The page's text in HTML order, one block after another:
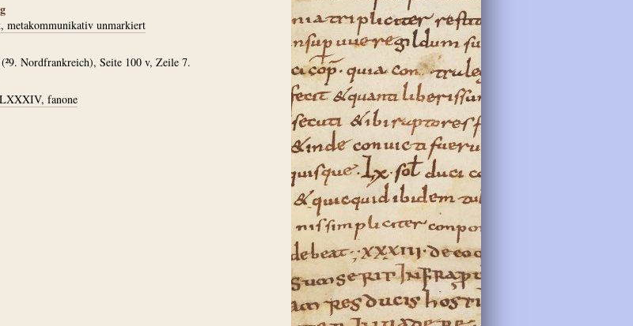
metakommunikativ unmarkiert
(²9. Nordfrankreich), Seite 100 v, Zeile 7.
fanone